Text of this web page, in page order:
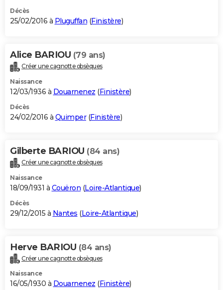
Décès
25/02/2016 à Pluguffan (Finistère)
Alice BARIOU (79 ans)
Créer une cagnotte obsèques
Naissance
12/03/1936 à Douarnenez (Finistère)
Décès
24/02/2016 à Quimper(Finistère)
Gilberte BARIOU (84 ans)
Créer une cagnotte obsèques
Naissance
18/09/1931 à Couëron (Loire-Atlantique)
Décès
29/12/2015 à Nantes (Loire-Atlantique)
Herve BARIOU (84 ans)
Créer une cagnotte obsèques
Naissance
16/05/1930 à Douarnenez (Finistère)